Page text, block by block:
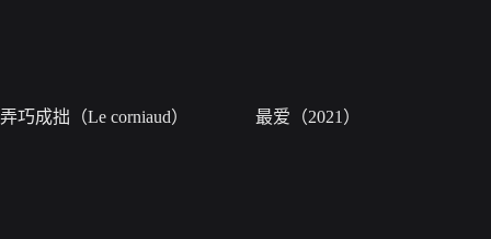
弄巧成拙（Le corniaud） 最爱（2021）